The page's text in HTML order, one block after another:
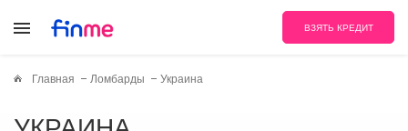
ВЗЯТЬ КРЕДИТ
Главная Ломбарды Украина